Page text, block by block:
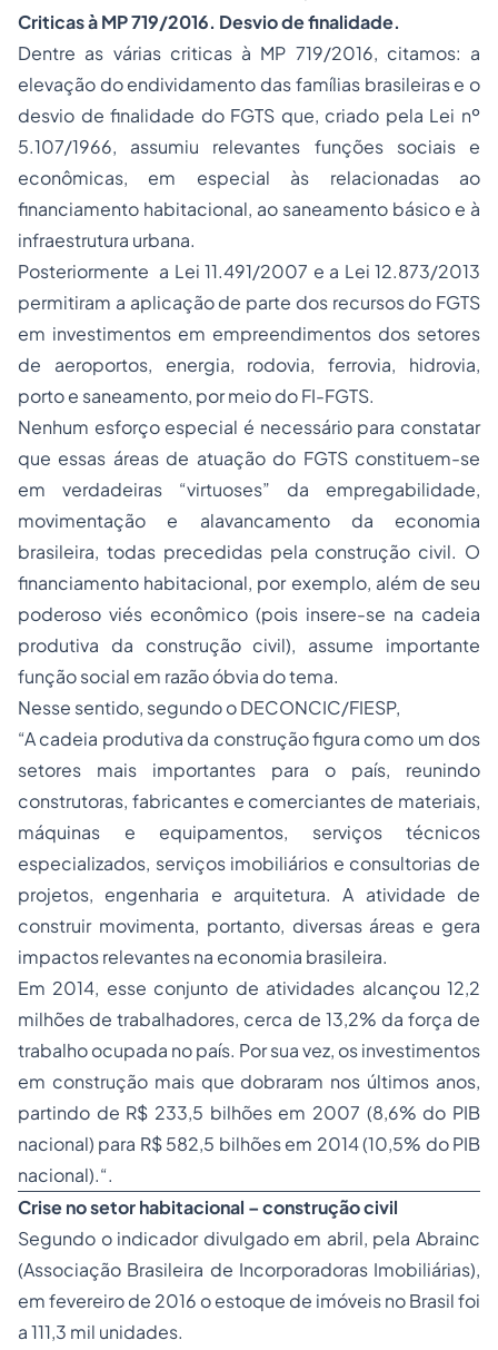
Criticas à MP 719/2016. Desvio de finalidade.
Dentre as várias criticas à MP 719/2016, citamos: a
elevação do endividamento das famílias brasileiras e o
desvio de finalidade do FGTS que, criado pela Lei nº
5.107/1966, assumiu relevantes funções sociais e
econômicas, em especial às relacionadas ao
financiamento habitacional, ao saneamento básico e à
infraestrutura urbana.
Posteriormente a Lei 11.491/2007 e a Lei 12.873/2013
permitiram a aplicação de parte dos recursos do FGTS
em investimentos em empreendimentos dos setores
de aeroportos, energia, rodovia, ferrovia, hidrovia,
porto e saneamento, por meio do FI-FGTS.
Nenhum esforço especial é necessário para constatar
que essas áreas de atuação do FGTS constituem-se
em verdadeiras “virtuoses” da empregabilidade,
movimentação e alavancamento da economia
brasileira, todas precedidas pela construção civil. O
financiamento habitacional, por exemplo, além de seu
poderoso viés econômico (pois insere-se na cadeia
produtiva da construção civil), assume importante
função social em razão óbvia do tema.
Nesse sentido, segundo o DECONCIC/FIESP,
“A cadeia produtiva da construção figura como um dos
setores mais importantes para o país, reunindo
construtoras, fabricantes e comerciantes de materiais,
máquinas e equipamentos, serviços técnicos
especializados, serviços imobiliários e consultorias de
projetos, engenharia e arquitetura. A atividade de
construir movimenta, portanto, diversas áreas e gera
impactos relevantes na economia brasileira.
Em 2014, esse conjunto de atividades alcançou 12,2
milhões de trabalhadores, cerca de 13,2% da força de
trabalho ocupada no país. Por sua vez, os investimentos
em construção mais que dobraram nos últimos anos,
partindo de R$ 233,5 bilhões em 2007 (8,6% do PIB
nacional) para R$ 582,5 bilhões em 2014 (10,5% do PIB
nacional).“.
Crise no setor habitacional – construção civil
Segundo o indicador divulgado em abril, pela Abrainc
(Associação Brasileira de Incorporadoras Imobiliárias),
em fevereiro de 2016 o estoque de imóveis no Brasil foi
a 111,3 mil unidades.